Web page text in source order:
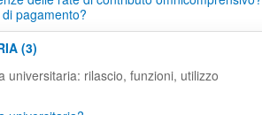
pagamento?
(3)
universitaria: rilascio, funzioni, utilizzo